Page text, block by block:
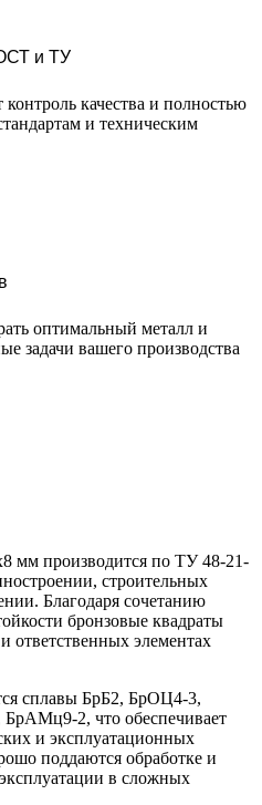
и ТУ
качества и полностью
и техническим
оптимальный металл и
задачи вашего производства
мм производится по ТУ 48-21-
строительных
Благодаря сочетанию
бронзовые квадраты
ответственных элементах
сплавы БрБ2, БрОЦ4-3,
2, что обеспечивает
и эксплуатационных
поддаются обработке и
в сложных